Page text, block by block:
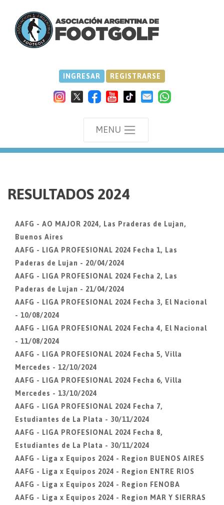
INGRESAR REGISTRARSE
MENU
RESULTADOS 2024
AAFG - AO MAJOR 2024, Las Praderas de Lujan,
Buenos Aires
AAFG - LIGA PROFESIONAL 2024 Fecha 1, Las
Paderas de Lujan - 20/04/2024
AAFG - LIGA PROFESIONAL 2024 Fecha 2, Las
Paderas de Lujan - 21/04/2024
AAFG - LIGA PROFESIONAL 2024 Fecha 3, El Nacional
- 10/08/2024
AAFG - LIGA PROFESIONAL 2024 Fecha 4, El Nacional
- 11/08/2024
AAFG - LIGA PROFESIONAL 2024 Fecha 5, Villa
Mercedes - 12/10/2024
AAFG - LIGA PROFESIONAL 2024 Fecha 6, Villa
Mercedes - 13/10/2024
AAFG - LIGA PROFESIONAL 2024 Fecha 7,
Estudiantes de La Plata - 30/11/2024
AAFG - LIGA PROFESIONAL 2024 Fecha 8,
Estudiantes de La Plata - 30/11/2024
AAFG - Liga x Equipos 2024 - Region BUENOS AIRES
AAFG - Liga x Equipos 2024 - Region ENTRE RIOS
AAFG - Liga x Equipos 2024 - Region FENOBA
AAFG - Liga x Equipos 2024 - Region MAR Y SIERRAS